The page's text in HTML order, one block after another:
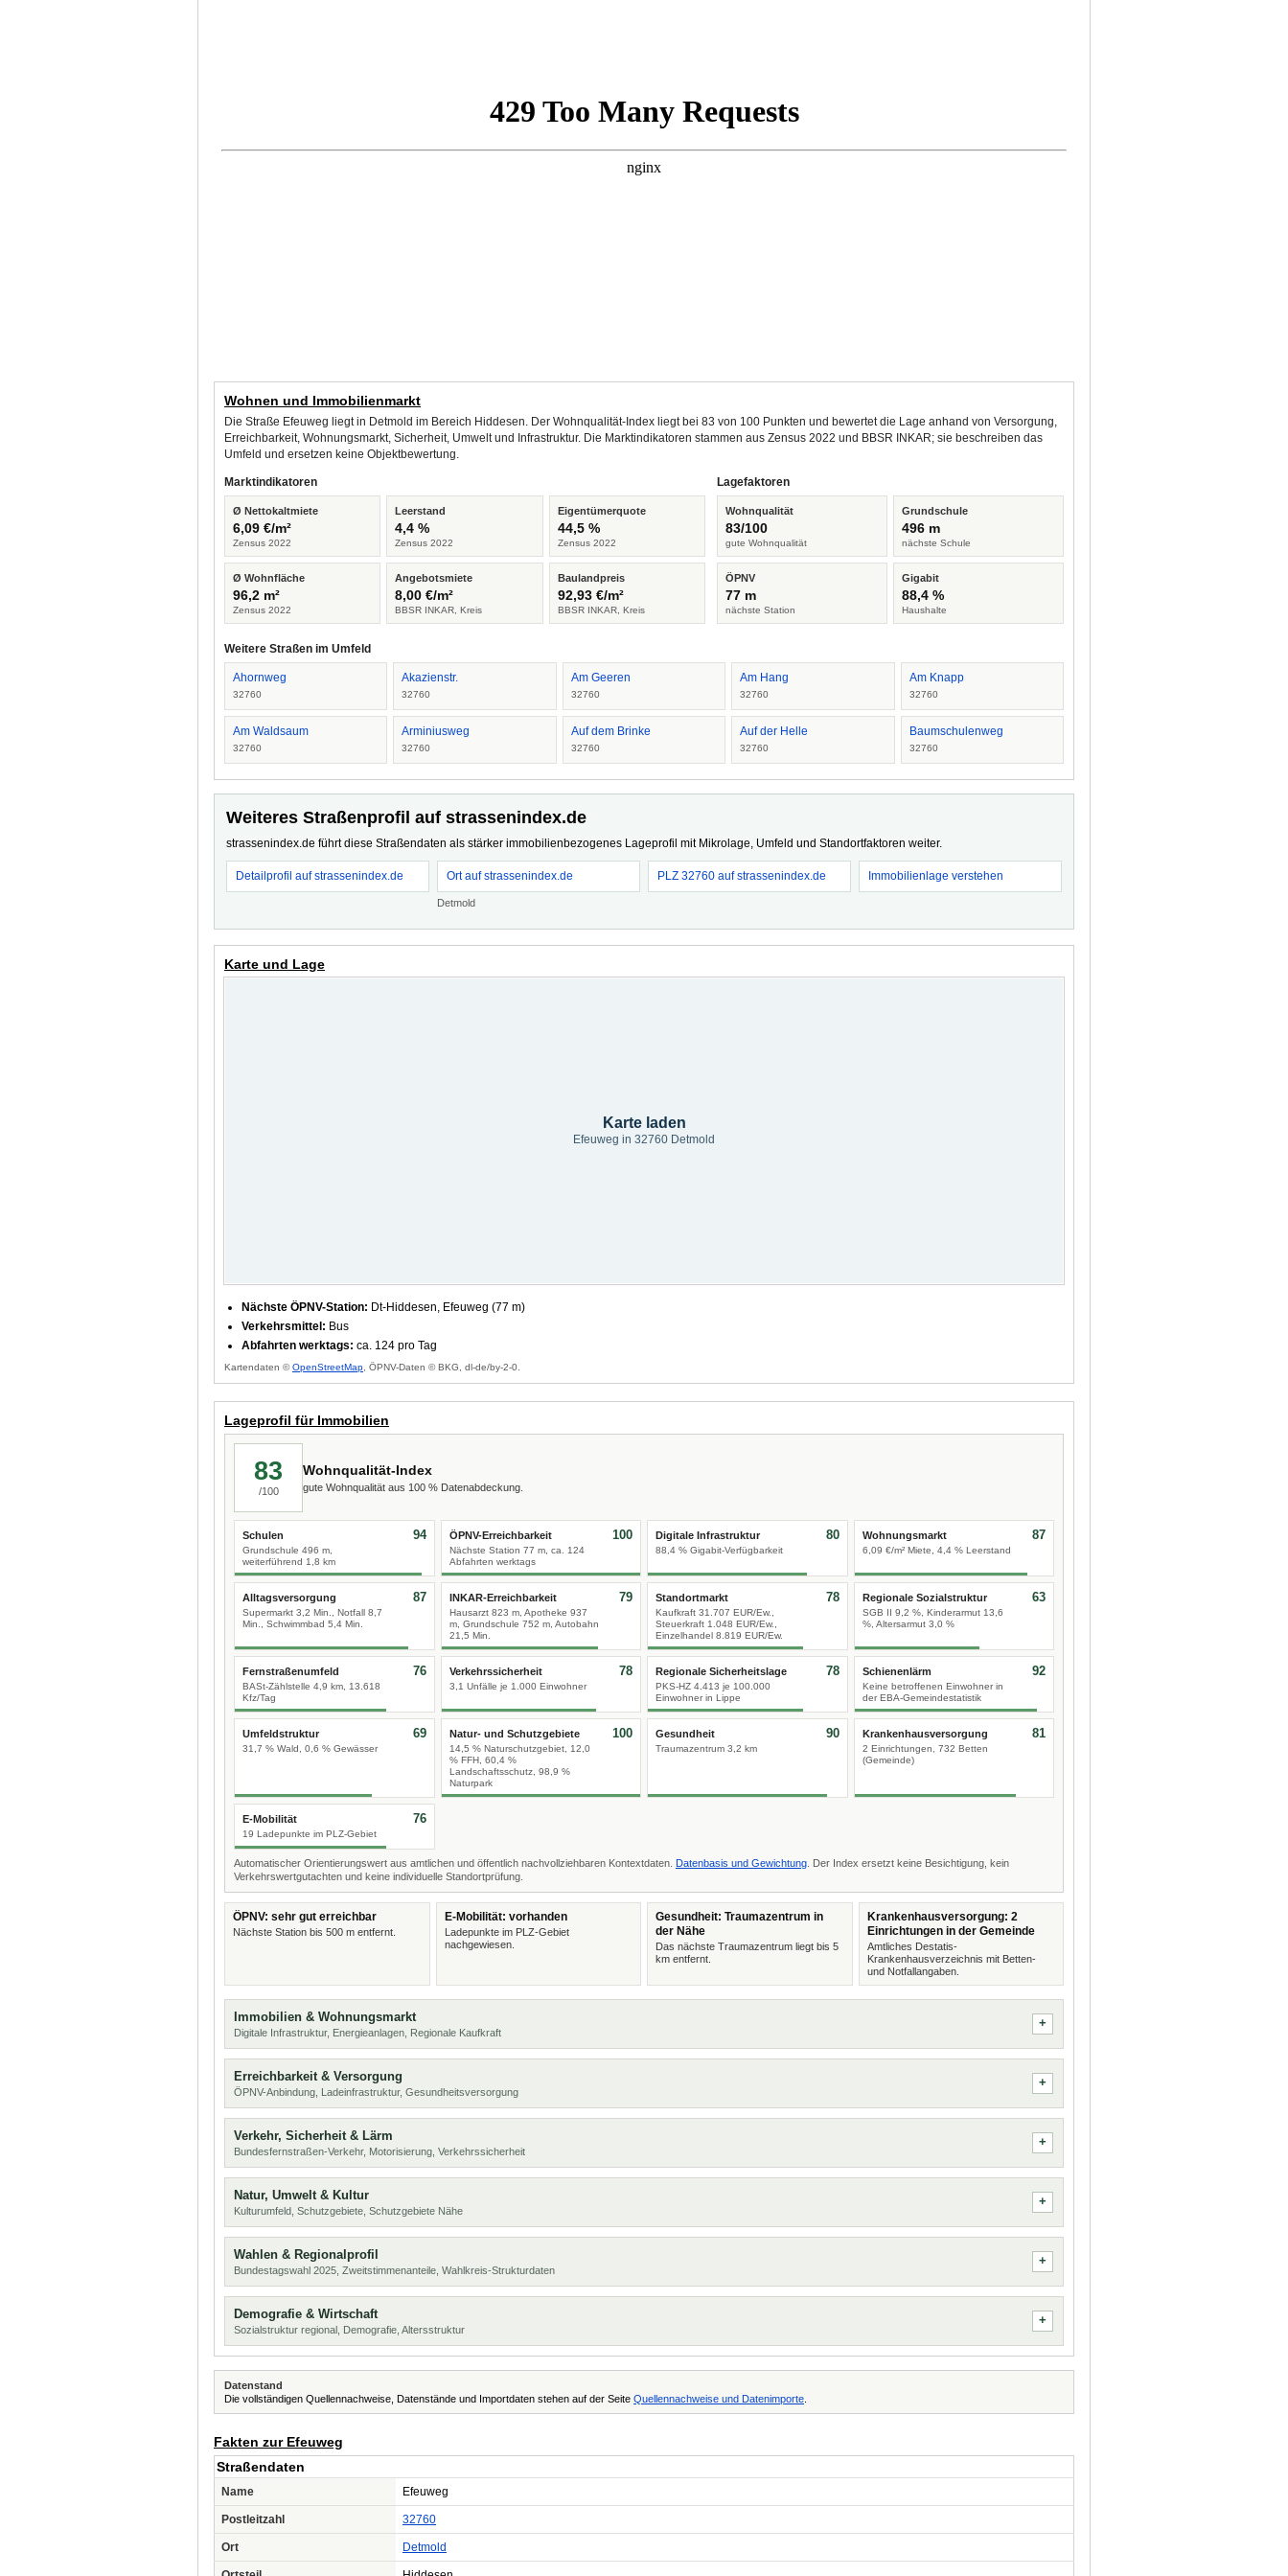
Wohnen und Immobilienmarkt
Die Straße Efeuweg liegt in Detmold im Bereich Hiddesen. Der Wohnqualität-Index liegt bei 83 von 100 Punkten und bewertet die Lage anhand von Versorgung,
Erreichbarkeit, Wohnungsmarkt, Sicherheit, Umwelt und Infrastruktur. Die Marktindikatoren stammen aus Zensus 2022 und BBSR INKAR; sie beschreiben das
Umfeld und ersetzen keine Objektbewertung.
Marktindikatoren
Ø Nettokaltmiete
6,09 €/m²
Zensus 2022
Leerstand
4,4 %
Zensus 2022
Eigentümerquote
44,5 %
Zensus 2022
Ø Wohnfläche
96,2 m²
Zensus 2022
Angebotsmiete
8,00 €/m²
BBSR INKAR, Kreis
Baulandpreis
92,93 €/m²
BBSR INKAR, Kreis
Lagefaktoren
Wohnqualität
83/100
gute Wohnqualität
Grundschule
496 m
nächste Schule
ÖPNV
77 m
nächste Station
Gigabit
88,4 %
Haushalte
Weitere Straßen im Umfeld
Ahornweg
32760
Akazienstr.
32760
Am Geeren
32760
Am Hang
32760
Am Knapp
32760
Am Waldsaum
32760
Arminiusweg
32760
Auf dem Brinke
32760
Auf der Helle
32760
Baumschulenweg
32760
Weiteres Straßenprofil auf strassenindex.de
strassenindex.de führt diese Straßendaten als stärker immobilienbezogenes Lageprofil mit Mikrolage, Umfeld und Standortfaktoren weiter.
Detailprofil auf strassenindex.de Ort auf strassenindex.de
Detmold
PLZ 32760 auf strassenindex.de Immobilienlage verstehen
Karte und Lage
Karte laden
Efeuweg in 32760 Detmold
Nächste ÖPNV-Station: Dt-Hiddesen, Efeuweg (77 m)
Verkehrsmittel: Bus
Abfahrten werktags: ca. 124 pro Tag
Kartendaten ©OpenStreetMap , ÖPNV-Daten © BKG, dl-de/by-2-0.
Lageprofil für Immobilien
83
/100
Wohnqualität-Index
gute Wohnqualität aus 100 % Datenabdeckung.
Schulen
Grundschule 496 m,
weiterführend 1,8 km
94 ÖPNV-Erreichbarkeit
Nächste Station 77 m, ca. 124
Abfahrten werktags
100 Digitale Infrastruktur
88,4 % Gigabit-Verfügbarkeit
80 Wohnungsmarkt
6,09 €/m² Miete, 4,4 % Leerstand
87
Alltagsversorgung
Supermarkt 3,2 Min., Notfall 8,7
Min., Schwimmbad 5,4 Min.
87 INKAR-Erreichbarkeit
Hausarzt 823 m, Apotheke 937
m, Grundschule 752 m, Autobahn
21,5 Min.
79 Standortmarkt
Kaufkraft 31.707 EUR/Ew.,
Steuerkraft 1.048 EUR/Ew.,
Einzelhandel 8.819 EUR/Ew.
78 Regionale Sozialstruktur
SGB II 9,2 %, Kinderarmut 13,6
%, Altersarmut 3,0 %
63
Fernstraßenumfeld
BASt-Zählstelle 4,9 km, 13.618
Kfz/Tag
76 Verkehrssicherheit
3,1 Unfälle je 1.000 Einwohner
78 Regionale Sicherheitslage
PKS-HZ 4.413 je 100.000
Einwohner in Lippe
78 Schienenlärm
Keine betroffenen Einwohner in
der EBA-Gemeindestatistik
92
Umfeldstruktur
31,7 % Wald, 0,6 % Gewässer
69 Natur- und Schutzgebiete
14,5 % Naturschutzgebiet, 12,0
% FFH, 60,4 %
Landschaftsschutz, 98,9 %
Naturpark
100 Gesundheit
Traumazentrum 3,2 km
90 Krankenhausversorgung
2 Einrichtungen, 732 Betten
(Gemeinde)
81
E-Mobilität
19 Ladepunkte im PLZ-Gebiet
76
Automatischer Orientierungswert aus amtlichen und öffentlich nachvollziehbaren Kontextdaten. Datenbasis und Gewichtung . Der Index ersetzt keine Besichtigung, kein
Verkehrswertgutachten und keine individuelle Standortprüfung.
ÖPNV: sehr gut erreichbar
Nächste Station bis 500 m entfernt.
E-Mobilität: vorhanden
Ladepunkte im PLZ-Gebiet
nachgewiesen.
Gesundheit: Traumazentrum in
der Nähe
Das nächste Traumazentrum liegt bis 5
km entfernt.
Krankenhausversorgung: 2
Einrichtungen in der Gemeinde
Amtliches Destatis-
Krankenhausverzeichnis mit Betten-
und Notfallangaben.
Immobilien & Wohnungsmarkt
Digitale Infrastruktur, Energieanlagen, Regionale Kaufkraft
Erreichbarkeit & Versorgung
ÖPNV-Anbindung, Ladeinfrastruktur, Gesundheitsversorgung
Verkehr, Sicherheit & Lärm
Bundesfernstraßen-Verkehr, Motorisierung, Verkehrssicherheit
Natur, Umwelt & Kultur
Kulturumfeld, Schutzgebiete, Schutzgebiete Nähe
Wahlen & Regionalprofil
Bundestagswahl 2025, Zweitstimmenanteile, Wahlkreis-Strukturdaten
Demografie & Wirtschaft
Sozialstruktur regional, Demografie, Altersstruktur
Datenstand
Die vollständigen Quellennachweise, Datenstände und Importdaten stehen auf der Seite Quellennachweise und Datenimporte
Fakten zur Efeuweg
Straßendaten
Name Efeuweg
Postleitzahl 32760
Ort Detmold